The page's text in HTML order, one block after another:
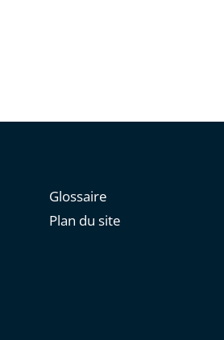
Glossaire
Plan du site